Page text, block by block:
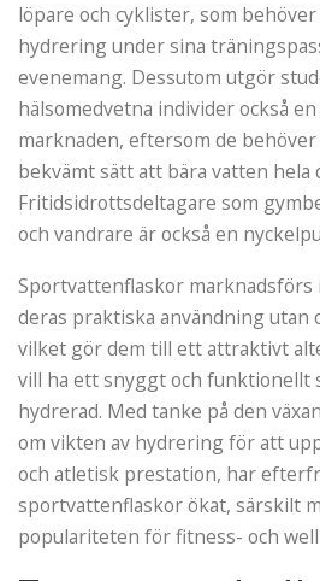
löpare och cyklister, som
hydrering under sina
evenemang. Dessutom utgör
hälsomedvetna individer också
marknaden, eftersom de
bekvämt sätt att bära vatten hela
Fritidsidrottsdeltagare som
och vandrare är också en
Sportvattenflaskor marknadsförs
deras praktiska användning utan
vilket gör dem till ett attraktivt
vill ha ett snyggt och funktionellt
hydrerad. Med tanke på den
om vikten av hydrering för att
och atletisk prestation, har
sportvattenflaskor ökat, särskilt
populariteten för fitness- och